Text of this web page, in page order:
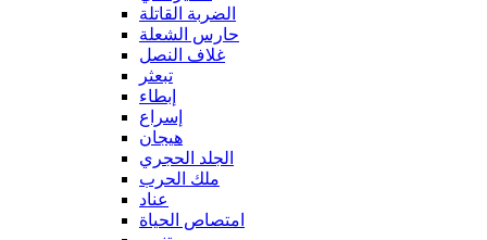
الضربة القاتلة
حارس الشعلة
غلاف النصل
تبعثر
إبطاء
إسراع
هيجان
الجلد الحجري
ملك الحرب
عناد
امتصاص الحياة